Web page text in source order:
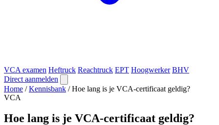
VCA examen Heftruck Reachtruck EPT Hoogwerker BHV
Direct aanmelden
Home / Kennisbank / Hoe lang is je VCA-certificaat geldig?
VCA
Hoe lang is je VCA-certificaat geldig?